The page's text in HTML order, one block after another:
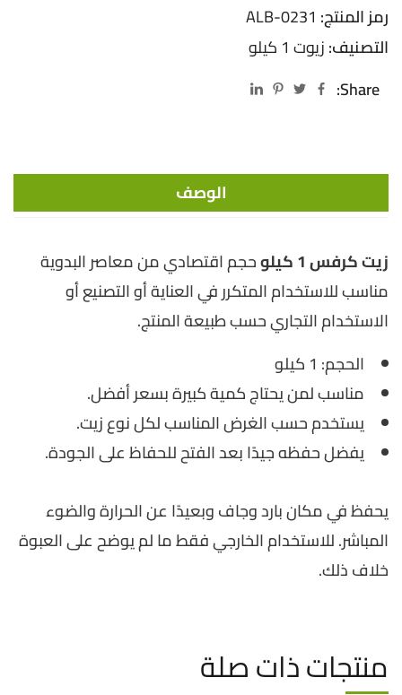
رمز المنتج: ALB-0231
التصنيف:زيوت 1 كيلو
Share:
الوصف
زيت كرفس 1 كيلو
حجم اقتصادي من معاصر البدوية
مناسب للاستخدام المتكرر في العناية أو التصنيع أو
الاستخدام التجاري حسب طبيعة المنتج.
الحجم: 1 كيلو
مناسب لمن يحتاج كمية كبيرة بسعر أفضل.
يستخدم حسب الغرض المناسب لكل نوع زيت.
يفضل حفظه جيدًا بعد الفتح للحفاظ على الجودة.
يحفظ في مكان بارد وجاف وبعيدًا عن الحرارة والضوء
المباشر. للاستخدام الخارجي فقط ما لم يوضح على العبوة
خلاف ذلك.
منتجات ذات صلة